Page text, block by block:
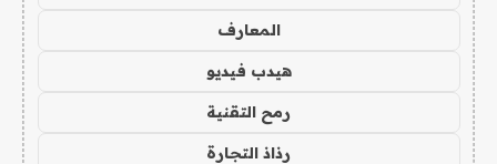
المعارف
هيدب فيديو
رمح التقنية
رذاذ التجارة